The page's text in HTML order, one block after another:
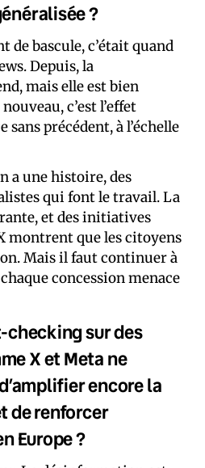
?
de bascule, c’était quand
Depuis, la
mais elle est bien
c’est l’effet
précédent, à l’échelle
a une histoire, des
qui font le travail. La
et des initiatives
montrent que les citoyens
Mais il faut continuer à
concession menace
checking sur des
X et Meta ne
encore la
de renforcer
Europe ?